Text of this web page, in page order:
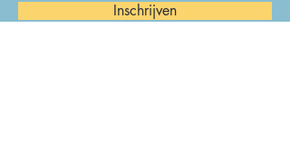
Inschrijven